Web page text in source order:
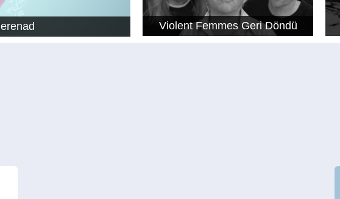
Violent Femmes Geri Döndü